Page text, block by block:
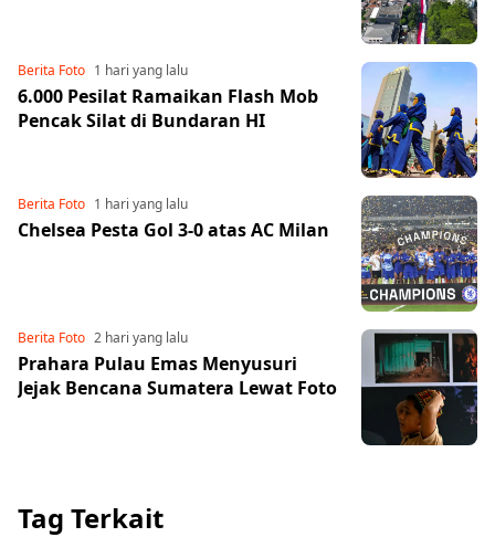
Berita Foto 1 hari yang lalu
6.000 Pesilat Ramaikan Flash Mob
Pencak Silat di Bundaran HI
Berita Foto 1 hari yang lalu
Chelsea Pesta Gol 3-0 atas AC Milan
Berita Foto 2 hari yang lalu
Prahara Pulau Emas Menyusuri
Jejak Bencana Sumatera Lewat Foto
Tag Terkait